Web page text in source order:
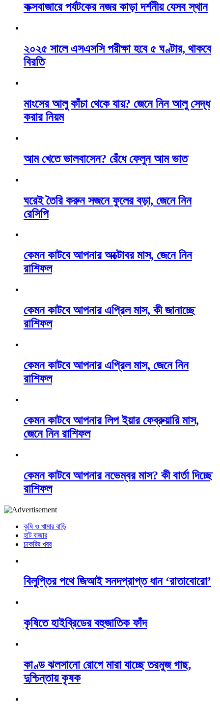
কক্সবাজারে পর্যটকের নজর কাড়া দর্শনীয় যেসব স্থান
২০২৫ সালে এসএসসি পরীক্ষা হবে ৫ ঘণ্টার, থাকবে
বিরতি
মাংসের আলু কাঁচা থেকে যায়? জেনে নিন আলু সেদ্ধ
করার নিয়ম
আম খেতে ভালবাসেন? রেঁধে ফেলুন আম ভাত
ঘরেই তৈরি করুন সজনে ফুলের বড়া, জেনে নিন
রেসিপি
কেমন কাটবে আপনার অক্টোবর মাস, জেনে নিন
রাশিফল
কেমন কাটবে আপনার এপ্রিল মাস, কী জানাচ্ছে
রাশিফল
কেমন কাটবে আপনার এপ্রিল মাস, জেনে নিন
রাশিফল
কেমন কাটবে আপনার লিপ ইয়ার ফেব্রুয়ারি মাস,
জেনে নিন রাশিফল
কেমন কাটবে আপনার নভেম্বর মাস? কী বার্তা দিচ্ছে
রাশিফল
কৃষি ও খামার বাড়ি
হাট বাজার
চাকরির খবর
বিলুপ্তির পথে জিআই সনদপ্রাপ্ত ধান ‘রাতাবোরো’
কৃষিতে হাইব্রিডের বহুজাতিক ফাঁদ
কাণ্ড ঝলসানো রোগে মারা যাচ্ছে তরমুজ গাছ,
দুশ্চিন্তায় কৃষক